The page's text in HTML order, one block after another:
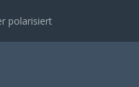
polarisiert